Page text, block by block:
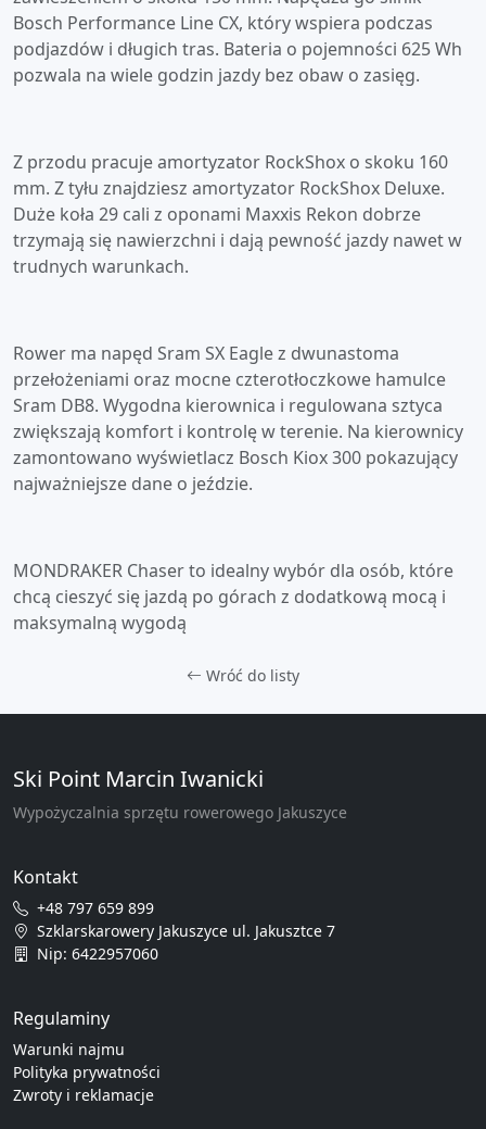
Bosch Performance Line CX, który wspiera podczas
podjazdów i długich tras. Bateria o pojemności 625 Wh
pozwala na wiele godzin jazdy bez obaw o zasięg.
Z przodu pracuje amortyzator RockShox o skoku 160
mm. Z tyłu znajdziesz amortyzator RockShox Deluxe.
Duże koła 29 cali z oponami Maxxis Rekon dobrze
trzymają się nawierzchni i dają pewność jazdy nawet w
trudnych warunkach.
Rower ma napęd Sram SX Eagle z dwunastoma
przełożeniami oraz mocne czterotłoczkowe hamulce
Sram DB8. Wygodna kierownica i regulowana sztyca
zwiększają komfort i kontrolę w terenie. Na kierownicy
zamontowano wyświetlacz Bosch Kiox 300 pokazujący
najważniejsze dane o jeździe.
MONDRAKER Chaser to idealny wybór dla osób, które
chcą cieszyć się jazdą po górach z dodatkową mocą i
maksymalną wygodą
Wróć do listy
Ski Point Marcin Iwanicki
Wypożyczalnia sprzętu rowerowego Jakuszyce
Kontakt
+48 797 659 899
Szklarskarowery Jakuszyce ul. Jakusztce 7
Nip: 6422957060
Regulaminy
Warunki najmu
Polityka prywatności
Zwroty i reklamacje